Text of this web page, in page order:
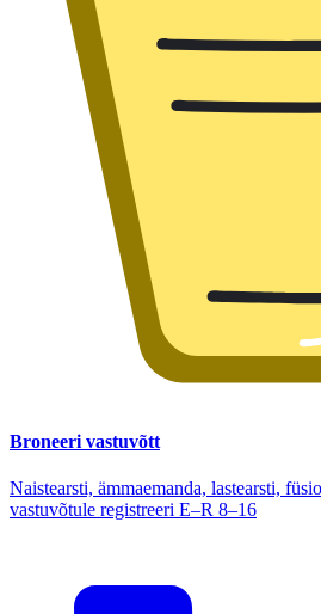
Broneeri vastuvõtt
Naistearsti, ämmaemanda, lastearsti,
vastuvõtule registreeri E–R 8–16